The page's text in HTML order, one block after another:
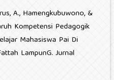
A., Hamengkubuwono, &
Kompetensi Pedagogik
Mahasiswa Pai Di
LampunG. Jurnal